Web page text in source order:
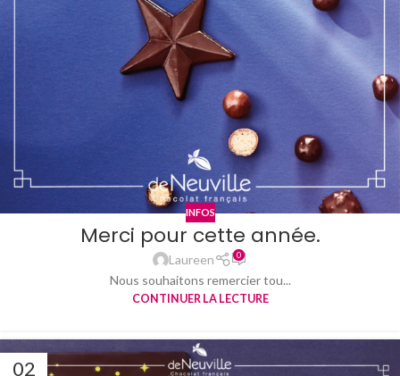
INFOS
Merci pour cette année.
Laureen 0
Nous souhaitons remercier tou...
CONTINUER LA LECTURE
02